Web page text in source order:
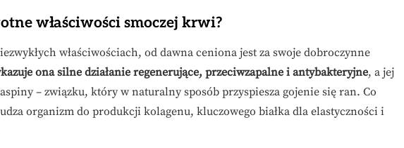
właściwości smoczej krwi?
właściwościach, od dawna ceniona jest za swoje dobroczynne
ona silne działanie regenerujące, przeciwzapalne i antybakteryjne, a jej
– związku, który w naturalny sposób przyspiesza gojenie się ran. Co
organizm do produkcji kolagenu, kluczowego białka dla elastyczności i